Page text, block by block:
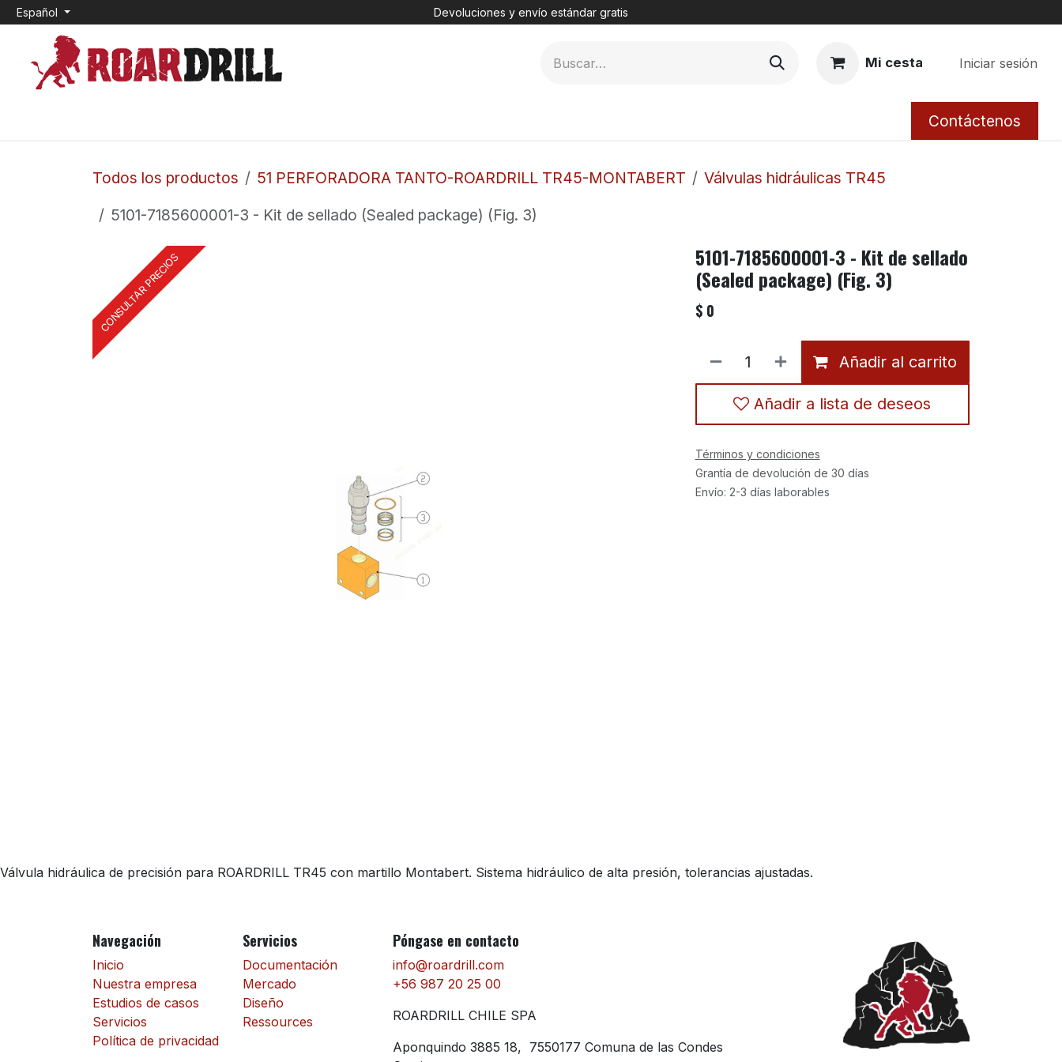
Ir al contenido
Español Devoluciones y envío estándar gratis
Mi cesta Iniciar sesión
Contáctenos
Todos los productos 51 PERFORADORA TANTO-ROARDRILL TR45-MONTABERT
Válvulas hidráulicas TR45
5101-7185600001-3 - Kit de sellado (Sealed package) (Fig. 3)
CONSULTAR PRECIOS
CONSULTAR PRECIOS 5101-7185600001-3 - Kit de sellado
(Sealed package) (Fig. 3)
$ 0
Añadir al carrito
Añadir a lista de deseos
Términos y condiciones
Grantía de devolución de 30 días
Envío: 2-3 días laborables
Válvula hidráulica de precisión para ROARDRILL TR45 con martillo Montabert. Sistema hidráulico de alta presión, tolerancias ajustadas.
Navegación
Inicio
Nuestra empresa
Estudios de casos
Servicios
Política de privacidad
Servicios
Documentación
Mercado
Diseño
Ressources
Póngase en contacto
info@roardrill.com
+56 987 20 25 00
ROARDRILL CHILE SPA
Aponquindo 3885 18, 7550177 Comuna de las Condes